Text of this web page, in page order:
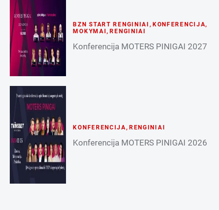
BZN START RENGINIAI , KONFERENCIJA,
MOKYMAI ,RENGINIAI
Konferencija MOTERS PINIGAI 2027
KONFERENCIJA, RENGINIAI
Konferencija MOTERS PINIGAI 2026